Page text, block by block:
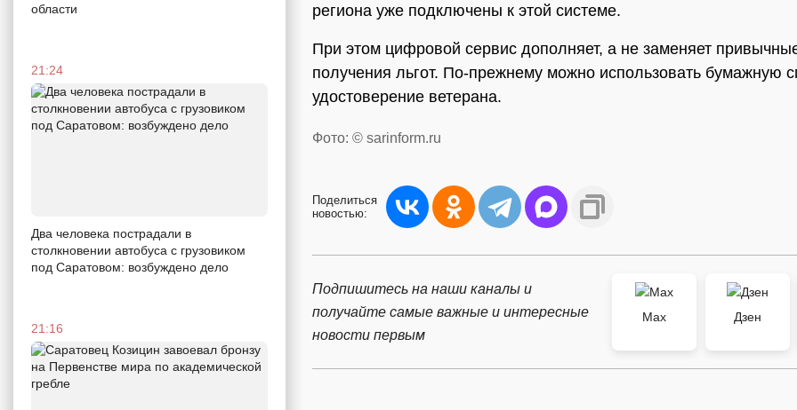
области
21:24
Два человека пострадали в
столкновении автобуса с грузовиком
под Саратовом: возбуждено дело
21:16
региона уже подключены к этой системе.
При этом цифровой сервис дополняет, а не заменяет
получения льгот. По-прежнему можно использовать бумажную
удостоверение ветерана.
Фото: © sarinform.ru
Поделиться
новостью:
Подпишитесь на наши каналы и
получайте самые важные и интересные
новости первым
Max
Дзен